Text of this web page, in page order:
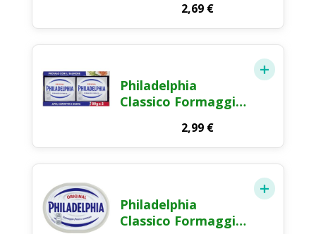
2,69 €
Philadelphia
Classico Formaggio
2,99 €
Philadelphia
Classico Formaggio